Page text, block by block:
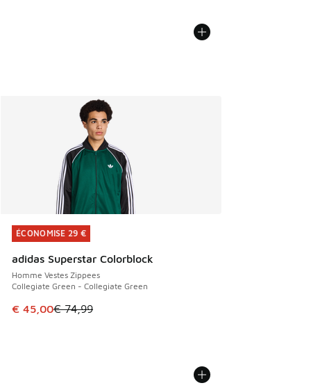
ÉCONOMISE 29 €
adidas Superstar Colorblock
Homme Vestes Zippees
Collegiate Green - Collegiate Green
Cet article est en promotion. Prix en baisse de € 74,99 à
€ 45,00€ 74,99
ÉCONOMISE 29 €